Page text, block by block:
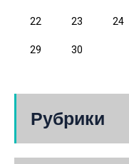
22 23 24
29
30
Рубрики